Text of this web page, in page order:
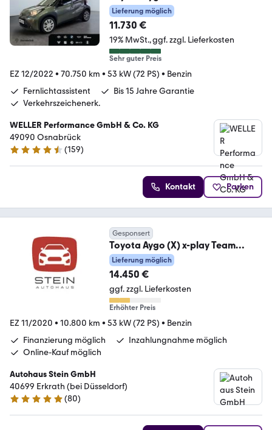
*ACC*CarPlay*SHZ*Kamera*DAB
*Bi-Tone
Lieferung möglich
11.730 €
19% MwSt. ggf. zzgl. Lieferkosten
Sehr guter Preis
EZ 12/2022 • 70.750 km • 53 kW (72 PS) • Benzin
Fernlichtassistent
Bis 15 Jahre Garantie
Verkehrszeichenerk.
WELLER Performance GmbH & Co. KG
49090 Osnabrück
4.5 Sterne
(159)
Kontakt Parken
Gesponsert
Toyota Aygo (X) x-play Team
D/Auto./RFK/PDC/CarPlay/Kli
Lieferung möglich
14.450 €
ggf. zzgl. Lieferkosten
Erhöhter Preis
EZ 11/2020 • 10.800 km • 53 kW (72 PS) • Benzin
Finanzierung möglich
Inzahlungnahme möglich
Online-Kauf möglich
Autohaus Stein GmbH
40699 Erkrath (bei Düsseldorf)
4.9 Sterne
(80)